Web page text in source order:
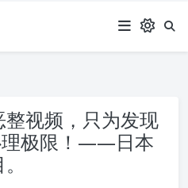
视频，只为发现
理极限！——日本